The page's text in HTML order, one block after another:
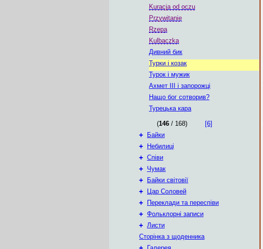
Kuracja od oczu
Przywitanie
Rzepa
Kulbaczka
Дивний бик
Турки i козак
Турок i мужик
Ахмет III і запорожці
Нащо бог сотворив?
Турецька кара
(146 / 168)
[6]
+
Байки
+
Небилиці
+ Співи
+ Чумак
+
Байки світовії
+
Цар Соловей
+
Переклади та переспіви
+ Фольклорні записи
+ Листи
Сторінка з щоденника